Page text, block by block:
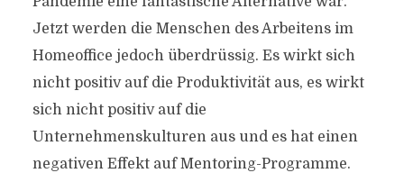
Jetzt werden die Menschen des Arbeitens im
Homeoffice jedoch überdrüssig. Es wirkt sich
nicht positiv auf die Produktivität aus, es wirkt
sich nicht positiv auf die
Unternehmenskulturen aus und es hat einen
negativen Effekt auf Mentoring-Programme.